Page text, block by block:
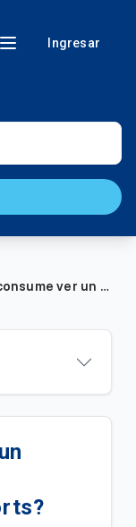
Ingresar
¿Cuánto consume ver un partido completo en la aplicación de Tigo Sports?
📶
Mango?
mi App